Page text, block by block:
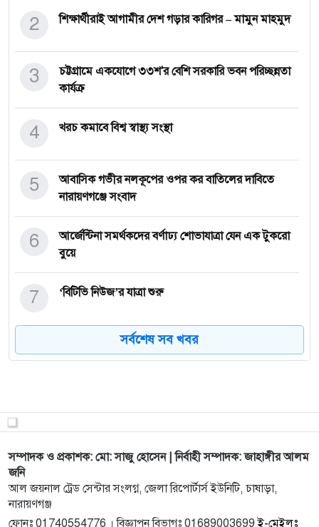
শিক্ষার্থীরাই আগামীর দেশ গড়ার কারিগর – মামুন মাহমুদ
2
চট্টগ্রামে একযোগে ৩৩শ'র বেশি সরকারি ভবন পরিচ্ছন্নতা
কার্যক্র
3
খরচ কমাবে বিশ্ব স্বাস্থ্য সংস্থা
4
আবাসিক গভীর নলকূপের ওপর কর বাতিলের দাবিতে
নারায়ণগঞ্জে সংবাদ
5
আর্জেন্টিনা সমর্থকদের বর্ণাঢ্য শোভাযাত্রা যেন এক টুকরো
বুয়ে
6
‘বিটিভি নিউজ’র যাত্রা শুরু
7
ফোনে হুমকির পর ব্যবসায়ীর গাড়িতে হামলা, দুই থানায়
অভিযোগ
8
মহিলা কলেজের এইচএসসি পরীক্ষার্থীদের বিদায়
10
11
সর্বশেষ সব খবর
সম্পাদক ও প্রকাশক: মো: সাজু হোসেন | নির্বাহী সম্পাদক: জাহাঙ্গীর আলম
জনি
আল জয়নাল ট্রেড সেন্টার সংলগ্ন, জেলা রিপোর্টার্স ইউনিটি, চাষাড়া,
নারায়ণগঞ্জ
ফোনঃ 01740554776 । বিজ্ঞাপন বিভাগঃ 01689003699ই-মেইলঃ